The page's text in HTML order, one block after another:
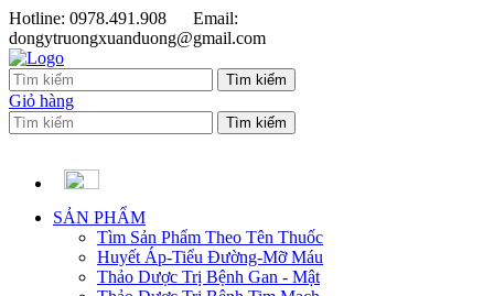
Hotline: 0978.491.908
Email:
dongytruongxuanduong@gmail.com
Giỏ hàng
SẢN PHẨM
Tìm Sản Phẩm Theo Tên Thuốc
Huyết Áp-Tiểu Đường-Mỡ Máu
Thảo Dược Trị Bệnh Gan - Mật